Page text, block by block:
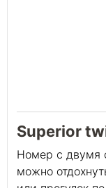
Superior
Номер с двумя
можно